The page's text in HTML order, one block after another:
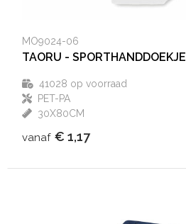
MO9024-06
TAORU - SPORTHANDDOEKJE
41028 op voorraad
PET-PA
30X80CM
vanaf € 1,17